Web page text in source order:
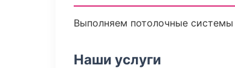
Выполняем потолочные
Наши услуги